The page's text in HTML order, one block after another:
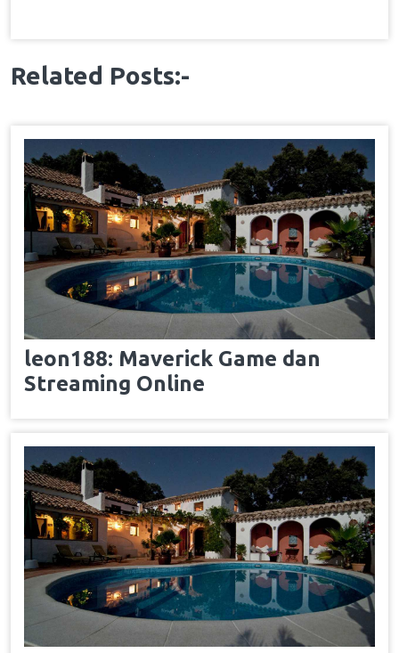
Related Posts:-
leon188: Maverick Game dan
Streaming Online